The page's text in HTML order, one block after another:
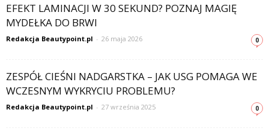
EFEKT LAMINACJI W 30 SEKUND? POZNAJ MAGIĘ
MYDEŁKA DO BRWI
Redakcja Beautypoint.pl - 26 maja 2026 0
ZESPÓŁ CIEŚNI NADGARSTKA – JAK USG POMAGA WE
WCZESNYM WYKRYCIU PROBLEMU?
Redakcja Beautypoint.pl - 27 września 2025 0